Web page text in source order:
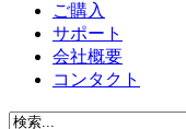
ご購入
サポート
会社概要
コンタクト